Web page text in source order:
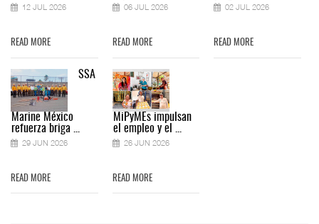
12 JUL 2026
READ MORE
SSA
Marine México
refuerza briga ...
29 JUN 2026
READ MORE
06 JUL 2026
READ MORE
MiPyMEs impulsan
el empleo y el ...
26 JUN 2026
READ MORE
02 JUL 2026
READ MORE